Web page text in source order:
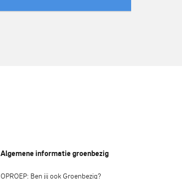
Algemene informatie groenbezig
OPROEP: Ben jij ook Groenbezig?